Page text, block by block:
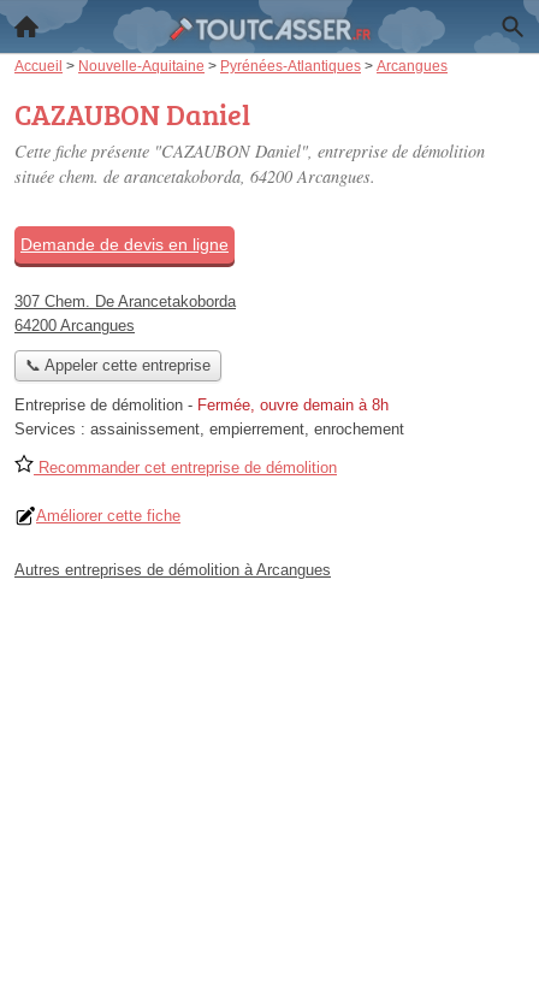
Accueil > Nouvelle-Aquitaine > Pyrénées-Atlantiques > Arcangues
CAZAUBON Daniel
Cette fiche présente "CAZAUBON Daniel", entreprise de démolition
située chem. de arancetakoborda, 64200 Arcangues.
Demande de devis en ligne
307 Chem. De Arancetakoborda
64200 Arcangues
📞 Appeler cette entreprise
Entreprise de démolition - Fermée, ouvre demain à 8h
Services : assainissement, empierrement, enrochement
Recommander cet entreprise de démolition
Améliorer cette fiche
Autres entreprises de démolition à Arcangues